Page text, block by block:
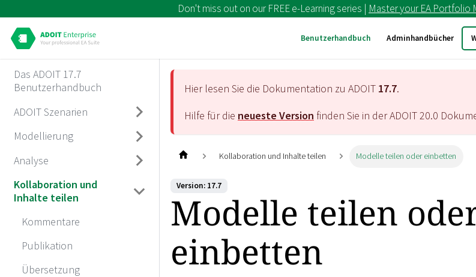
Don't miss out on our FREE e-Learning series | Master your EA Portfolio
Benutzerhandbuch Adminhandbücher
Das ADOIT 17.7
Benutzerhandbuch
ADOIT Szenarien
Modellierung
Analyse
Kollaboration und
Inhalte teilen
Kommentare
Publikation
Übersetzung
Hier lesen Sie die Dokumentation zu ADOIT 17.7.
Hilfe für die neueste Version finden Sie in der ADOIT20.0
Kollaboration und Inhalte teilen Modelle teilen oder einbetten
Version: 17.7
Modelle teilen
einbetten